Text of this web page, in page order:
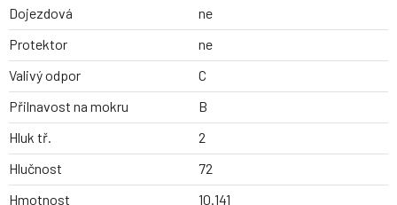
Dojezdová
ne
Protektor
ne
Valivý odpor
C
Přilnavost na mokru
B
Hluk tř.
2
Hlučnost
72
Hmotnost
10.141